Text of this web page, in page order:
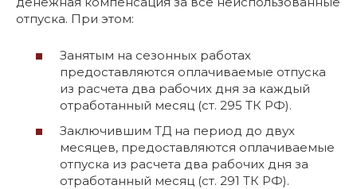
отпуска. При этом:
Занятым на сезонных работах
предоставляются оплачиваемые отпуска
из расчета два рабочих дня за каждый
отработанный месяц (ст. 295 ТК РФ).
Заключившим ТД на период до двух
месяцев, предоставляются оплачиваемые
отпуска из расчета два рабочих дня за
отработанный месяц (ст. 291 ТК РФ).